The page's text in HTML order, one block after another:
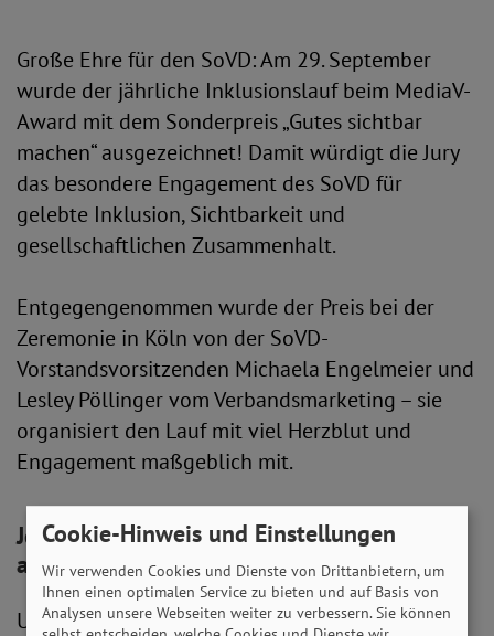
Große Ehre für den SoVD: Am 29. September
wurde der jährliche Inklusionslauf beim MediaV-
Award mit dem Sonderpreis „Gutes sichtbar
machen“ ausgezeichnet! Damit würdigt die Jury
das besondere Engagement des SoVD für
gelebte Inklusion, Sichtbarkeit und
gesellschaftlichen Zusammenhalt.
Entgegengenommen wurde der Preis bei der
Zeremonie in Köln von der SoVD-
Vorstandsvorsitzenden Michaela Engelmeier und
Lesley Pöllinger vom Verbandsmarketing – sie
organisiert den Lauf mit viel Herzblut und
Engagement maßgeblich mit.
Jetzt zum SoVD-Inklusionslauf 2025
anmelden
Und die nächste Gelegenheit, Inklusion selbst
Cookie-Hinweis und Einstellungen
Wir verwenden Cookies und Dienste von Drittanbietern, um
Ihnen einen optimalen Service zu bieten und auf Basis von
Analysen unsere Webseiten weiter zu verbessern. Sie können